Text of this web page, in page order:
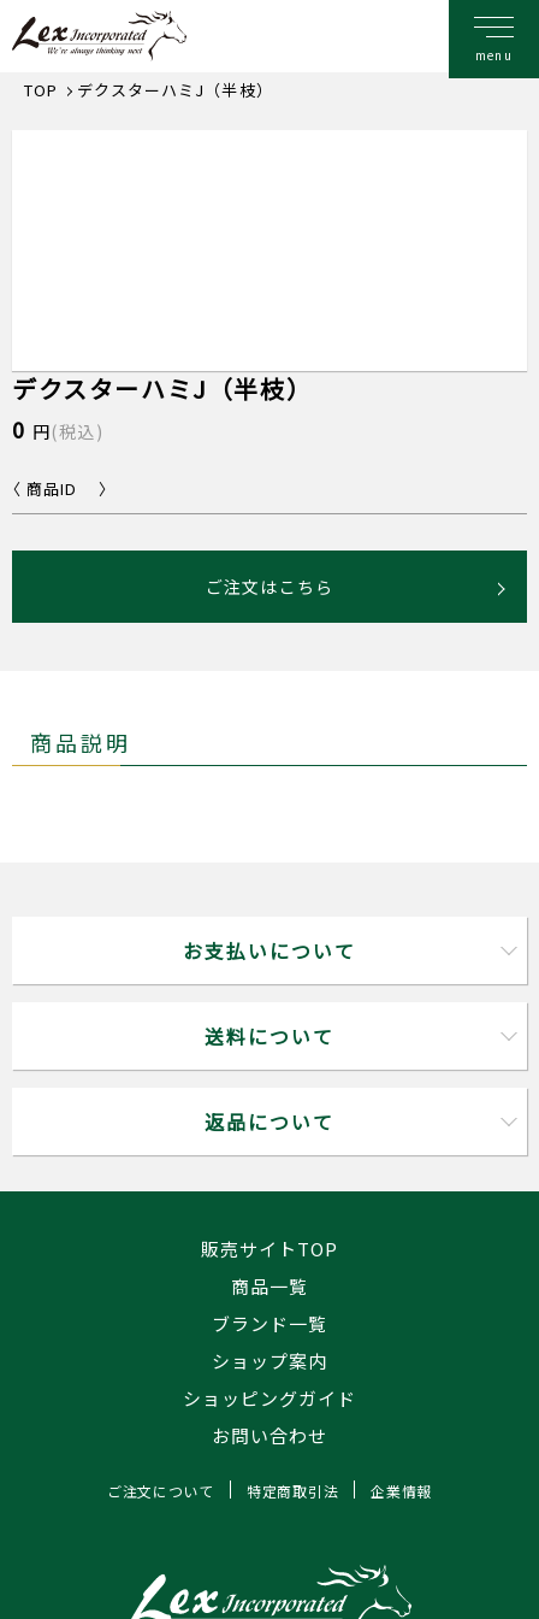
TOP デクスターハミJ（半枝）
デクスターハミJ（半枝）
0 円(税込)
〈 商品ID 〉
ご注文はこちら
商品説明
お支払いについて
送料について
返品について
販売サイトTOP
商品一覧
ブランド一覧
ショップ案内
ショッピングガイド
お問い合わせ
ご注文について 特定商取引法 企業情報